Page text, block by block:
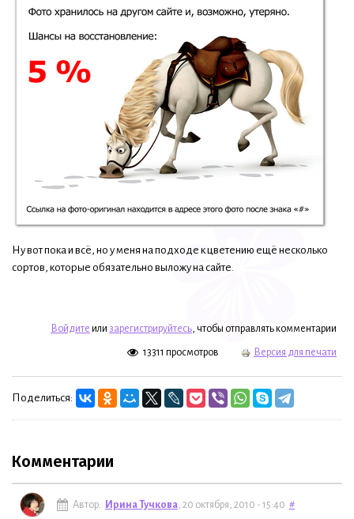
Ну вот пока и всё, но у меня на подходе к цветению ещё несколько
сортов, которые обязательно выложу на сайте.
Войдите или зарегистрируйтесь, чтобы отправлять комментарии
13311 просмотров Версия для печати
Поделиться:
Комментарии
Автор: Ирина Тучкова, 20 октября, 2010 - 15:40 #